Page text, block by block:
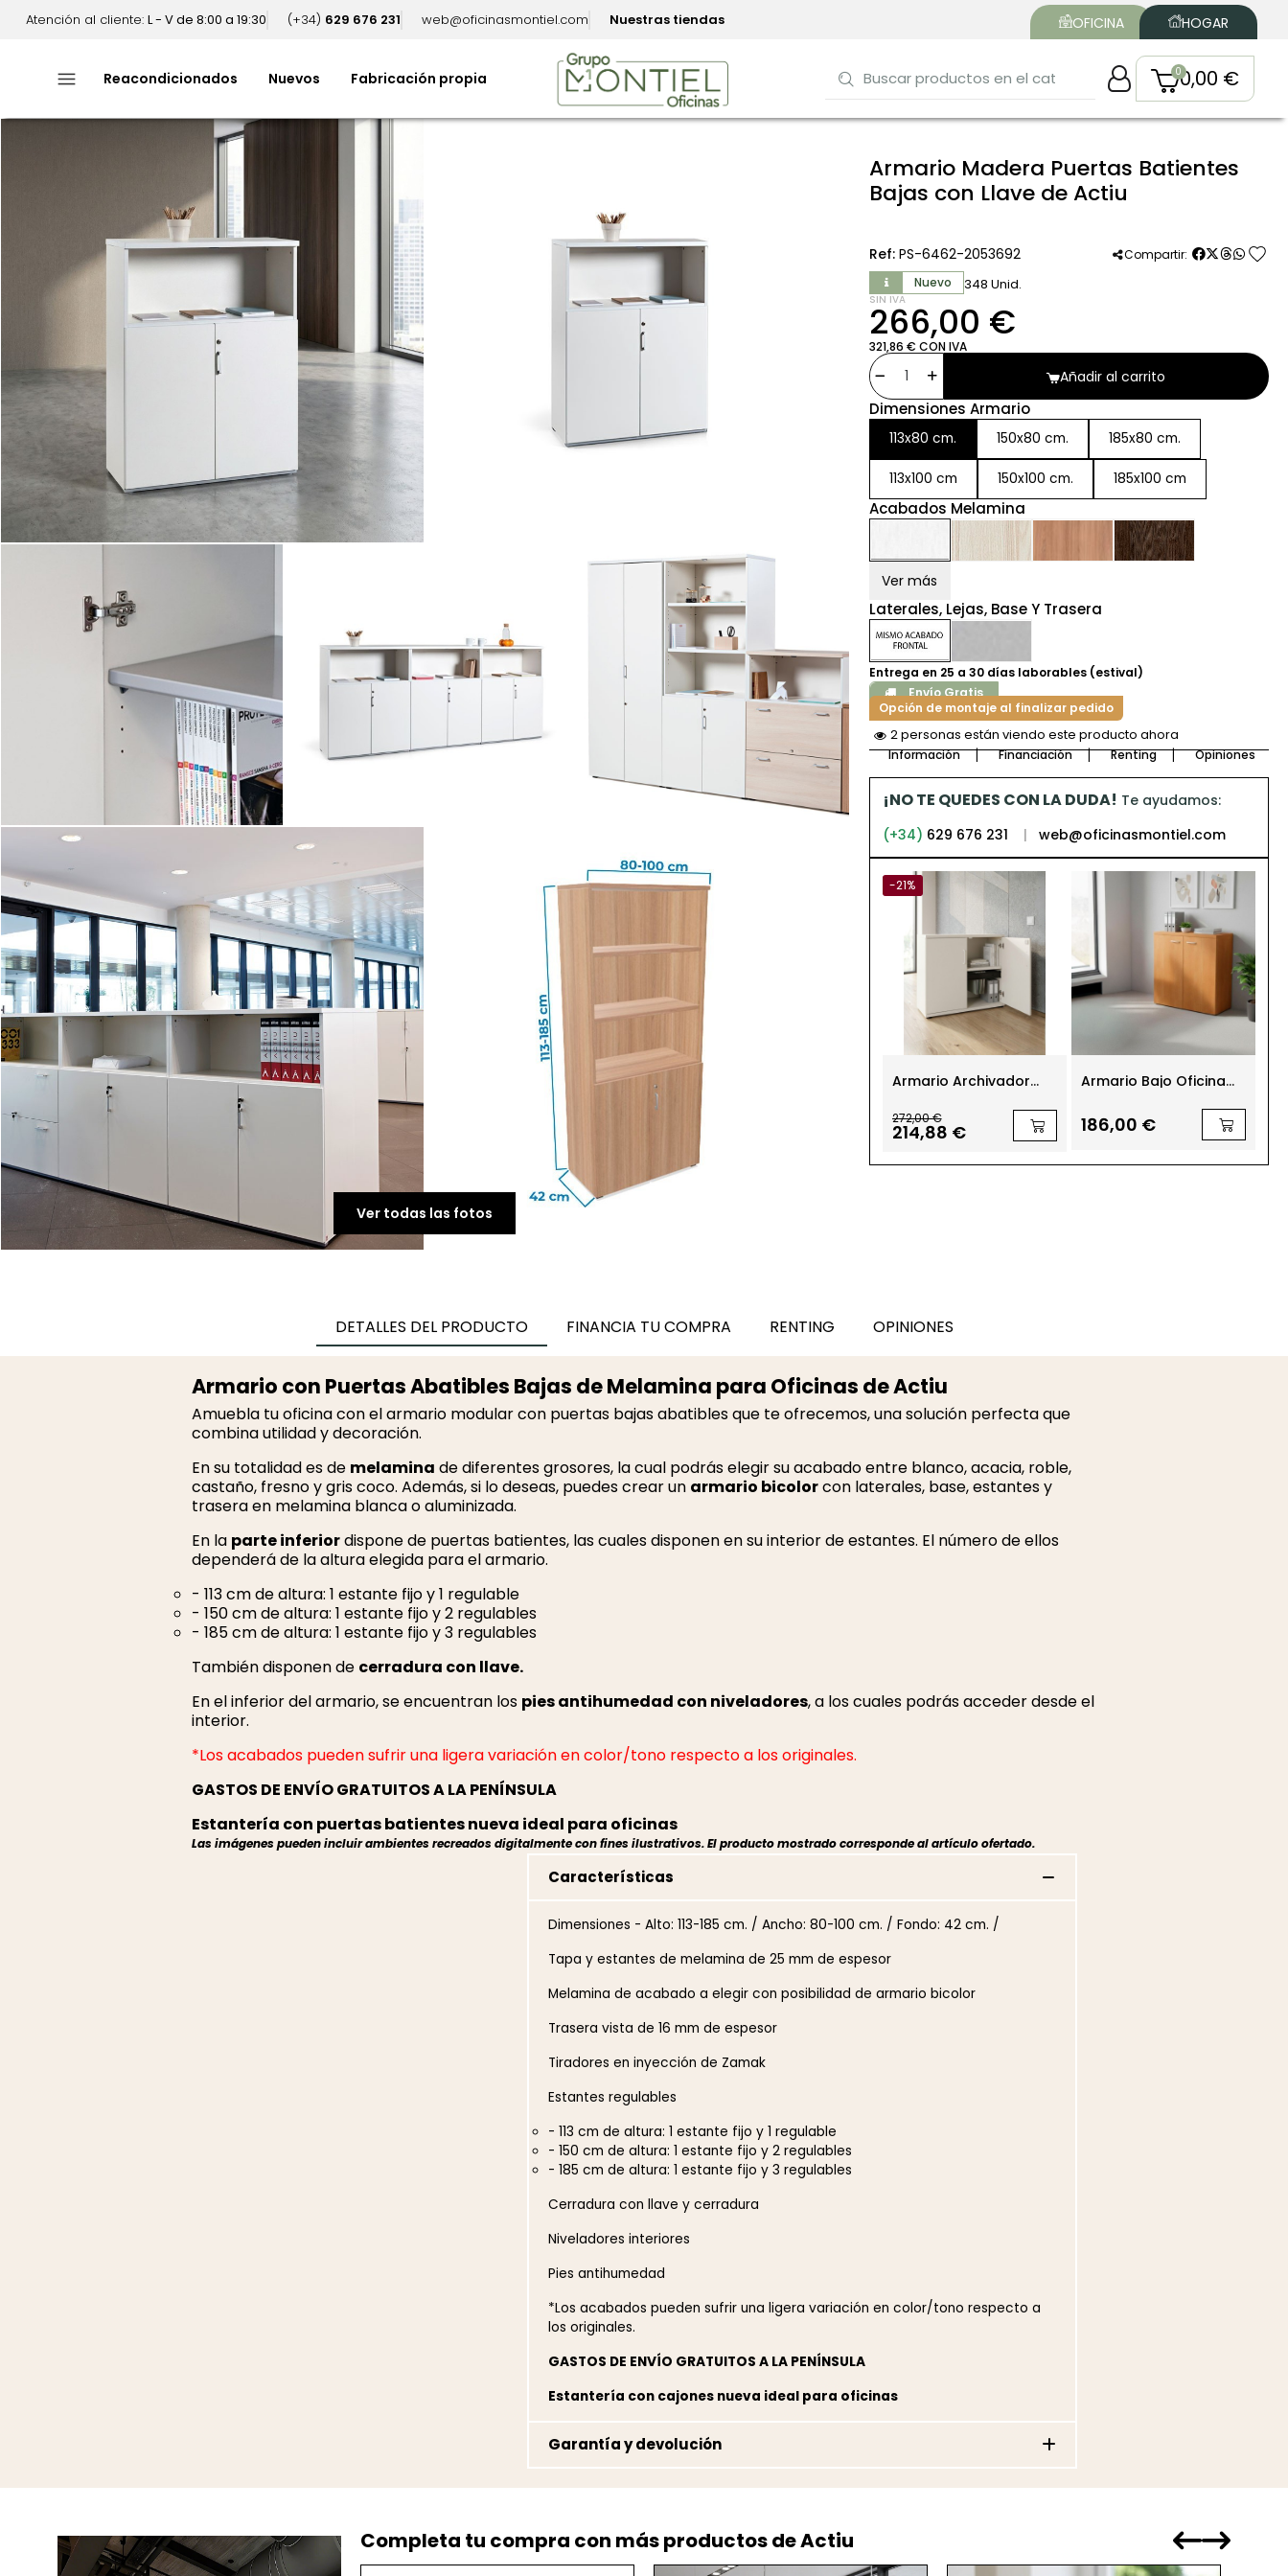
Atención al cliente: L - V de 8:00 a 19:30 (+34) 629 676 231 web@oficinasmontiel.com Nuestras tiendas OFICINA HOGAR
menu Reacondicionados Nuevos Fabricación propia 0,00 €
Ver todas las fotos
Armario Madera Puertas Batientes
Bajas con Llave de Actiu
Ref: PS-6462-2053692 Compartir: favorite
Nuevo 348 Unid.
SIN IVA
266,00 €
321,86 € CON IVA
Añadir al carrito
Dimensiones Armario
113x80 cm. 150x80 cm. 185x80 cm.
113x100 cm 150x100 cm. 185x100 cm
Acabados Melamina
Ver más
Laterales, Lejas, Base Y Trasera
Entrega en 25 a 30 días laborables (estival)
Envío Gratis
Opción de montaje al finalizar pedido
2 personas están viendo este producto ahora
Información Financiación Renting Opiniones
¡NO TE QUEDES CON LA DUDA! Te ayudamos:
(+34) 629 676 231 | web@oficinasmontiel.com
-21%
Armario Archivador
Bastidor de Kunna
272,00 €
214,88 €
Armario Bajo Oficina
186,00 €
DETALLES DEL PRODUCTO FINANCIA TU COMPRA RENTING OPINIONES
Armario con Puertas Abatibles Bajas de Melamina para Oficinas de Actiu
Amuebla tu oficina con el armario modular con puertas bajas abatibles que te ofrecemos, una solución perfecta que
combina utilidad y decoración.
En su totalidad es de melamina de diferentes grosores, la cual podrás elegir su acabado entre blanco, acacia, roble,
castaño, fresno y gris coco. Además, si lo deseas, puedes crear un armario bicolorcon laterales, base, estantes y
trasera en melamina blanca o aluminizada.
En la parte inferiordispone de puertas batientes, las cuales disponen en su interior de estantes. El número de ellos
dependerá de la altura elegida para el armario.
- 113 cm de altura: 1 estante fijo y 1 regulable
- 150 cm de altura: 1 estante fijo y 2 regulables
- 185 cm de altura: 1 estante fijo y 3 regulables
También disponen de cerradura con llave.
En el inferior del armario, se encuentran los pies antihumedad con niveladores, a los cuales podrás acceder desde el
interior.
*Los acabados pueden sufrir una ligera variación en color/tono respecto a los originales.
GASTOS DE ENVÍO GRATUITOS A LA PENÍNSULA
Estantería con puertas batientes nueva ideal para oficinas
Las imágenes pueden incluir ambientes recreados digitalmente con fines ilustrativos. El producto mostrado corresponde al artículo ofertado.
Características
Dimensiones - Alto: 113-185 cm. / Ancho: 80-100 cm. / Fondo: 42 cm. /
Tapa y estantes de melamina de 25 mm de espesor
Melamina de acabado a elegir con posibilidad de armario bicolor
Trasera vista de 16 mm de espesor
Tiradores en inyección de Zamak
Estantes regulables
- 113 cm de altura: 1 estante fijo y 1 regulable
- 150 cm de altura: 1 estante fijo y 2 regulables
- 185 cm de altura: 1 estante fijo y 3 regulables
Cerradura con llave y cerradura
Niveladores interiores
Pies antihumedad
*Los acabados pueden sufrir una ligera variación en color/tono respecto a
los originales.
GASTOS DE ENVÍO GRATUITOS A LA PENÍNSULA
Estantería con cajones nueva ideal para oficinas
Garantía y devolución
Completa tu compra con más productos de Actiu